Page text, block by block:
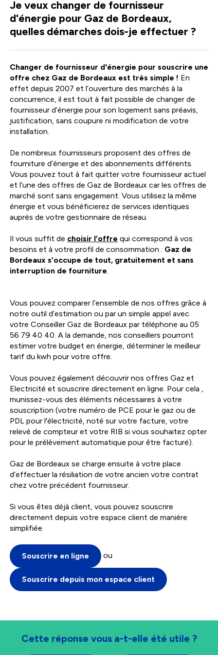
Je veux changer de fournisseur
d'énergie pour Gaz de Bordeaux,
quelles démarches dois-je effectuer ?
Changer de fournisseur d'énergie pour souscrire une
offre chez Gaz de Bordeaux est très simple ! En
effet depuis 2007 et l’ouverture des marchés à la
concurrence, il est tout à fait possible de changer de
fournisseur d’énergie pour son logement sans préavis,
justification, sans coupure ni modification de votre
installation.
De nombreux fournisseurs proposent des offres de
fourniture d’énergie et des abonnements différents.
Vous pouvez tout à fait quitter votre fournisseur actuel
et l’une des offres de Gaz de Bordeaux car les offres de
marché sont sans engagement. Vous utilisez la même
énergie et vous bénéficierez de services identiques
auprès de votre gestionnaire de réseau.
Il vous suffit de choisir l’offre qui correspond à vos
besoins et à votre profil de consommation : Gaz de
Bordeaux s’occupe de tout, gratuitement et sans
interruption de fourniture.
Vous pouvez comparer l’ensemble de nos offres grâce à
notre outil d’estimation ou par un simple appel avec
votre Conseiller Gaz de Bordeaux par téléphone au 05
56 79 40 40. A la demande, nos conseillers pourront
estimer votre budget en énergie, déterminer le meilleur
tarif du kwh pour votre offre.
Vous pouvez également découvrir nos offres Gaz et
Electricité et souscrire directement en ligne. Pour cela ,
munissez-vous des éléments nécessaires à votre
souscription (votre numéro de PCE pour le gaz ou de
PDL pour l'électricité, noté sur votre facture, votre
relevé de compteur et votre RIB si vous souhaitez opter
pour le prélèvement automatique pour être facturé).
Gaz de Bordeaux se charge ensuite à votre place
d’effectuer la résiliation de votre ancien votre contrat
chez votre précédent fournisseur.
Si vous êtes déjà client, vous pouvez souscrire
directement depuis votre espace client de manière
simplifiée.
Souscrire en ligne ou
Souscrire depuis mon espace client
Cette réponse vous a-t-elle été utile ?